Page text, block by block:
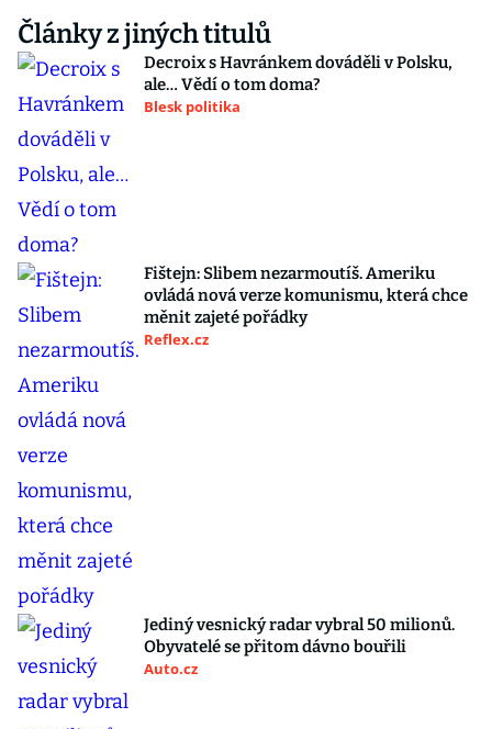
Články z jiných titulů
Decroix s Havránkem dováděli v Polsku,
ale… Vědí o tom doma?
Blesk politika
Fištejn: Slibem nezarmoutíš. Ameriku
ovládá nová verze komunismu, která chce
měnit zajeté pořádky
Reflex.cz
Jediný vesnický radar vybral 50 milionů.
Obyvatelé se přitom dávno bouřili
Auto.cz